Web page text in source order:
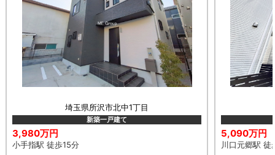
埼玉県所沢市北中1丁目
新築一戸建て
3,980万円
小手指駅 徒歩15分
5,090万円
川口元郷駅 徒